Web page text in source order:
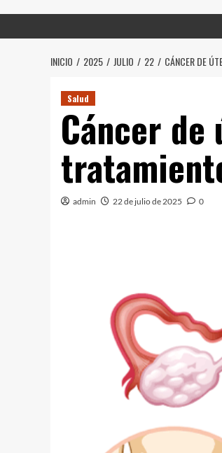
INICIO 2025 JULIO 22 CÁNCER DE
Salud
Cáncer de
admin 22 de julio de 2025 0